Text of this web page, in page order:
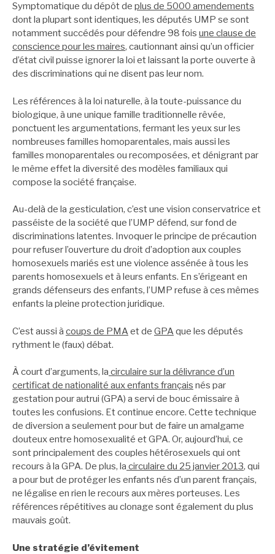
Symptomatique du dépôt de plus de 5000 amendements
dont la plupart sont identiques, les députés UMP se sont
notamment succédés pour défendre 98 fois une clause de
conscience pour les maires, cautionnant ainsi qu’un officier
d’état civil puisse ignorer la loi et laissant la porte ouverte à
des discriminations qui ne disent pas leur nom.
Les références à la loi naturelle, à la toute-puissance du
biologique, à une unique famille traditionnelle rêvée,
ponctuent les argumentations, fermant les yeux sur les
nombreuses familles homoparentales, mais aussi les
familles monoparentales ou recomposées, et dénigrant par
le même effet la diversité des modèles familiaux qui
compose la société française.
Au-delà de la gesticulation, c’est une vision conservatrice et
passéiste de la société que l’UMP défend, sur fond de
discriminations latentes. Invoquer le principe de précaution
pour refuser l’ouverture du droit d’adoption aux couples
homosexuels mariés est une violence assénée à tous les
parents homosexuels et à leurs enfants. En s’érigeant en
grands défenseurs des enfants, l’UMP refuse à ces mêmes
enfants la pleine protection juridique.
C’est aussi à coups de PMA et de GPA que les députés
rythment le (faux) débat.
À court d’arguments, la circulaire sur la délivrance d’un
certificat de nationalité aux enfants français nés par
gestation pour autrui (GPA) a servi de bouc émissaire à
toutes les confusions. Et continue encore. Cette technique
de diversion a seulement pour but de faire un amalgame
douteux entre homosexualité et GPA. Or, aujourd’hui, ce
sont principalement des couples hétérosexuels qui ont
recours à la GPA. De plus, la circulaire du 25 janvier 2013, qui
a pour but de protéger les enfants nés d’un parent français,
ne légalise en rien le recours aux mères porteuses. Les
références répétitives au clonage sont également du plus
mauvais goût.
Une stratégie d’évitement